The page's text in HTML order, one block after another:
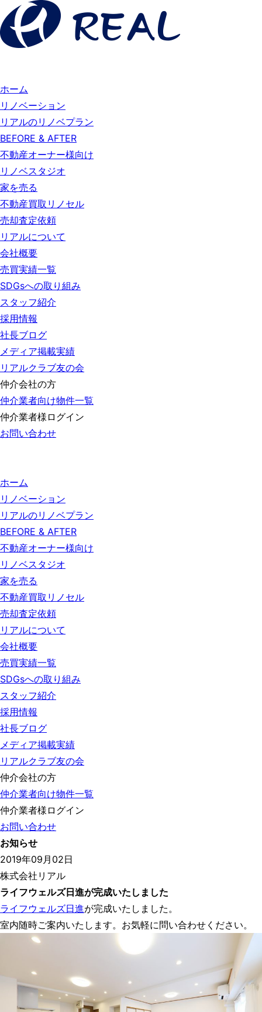
ホーム
リノベーション
リアルのリノベプラン
BEFORE & AFTER
不動産オーナー様向け
リノベスタジオ
家を売る
不動産買取リノセル
売却査定依頼
リアルについて
会社概要
売買実績一覧
SDGsへの取り組み
スタッフ紹介
採用情報
社長ブログ
メディア掲載実績
リアルクラブ友の会
仲介会社の方
仲介業者向け物件一覧
仲介業者様ログイン
お問い合わせ
ホーム
リノベーション
リアルのリノベプラン
BEFORE & AFTER
不動産オーナー様向け
リノベスタジオ
家を売る
不動産買取リノセル
売却査定依頼
リアルについて
会社概要
売買実績一覧
SDGsへの取り組み
スタッフ紹介
採用情報
社長ブログ
メディア掲載実績
リアルクラブ友の会
仲介会社の方
仲介業者向け物件一覧
仲介業者様ログイン
お問い合わせ
お知らせ
2019年09月02日
株式会社リアル
ライフウェルズ日進が完成いたしました
ライフウェルズ日進が完成いたしました。
室内随時ご案内いたします。お気軽に問い合わせください。